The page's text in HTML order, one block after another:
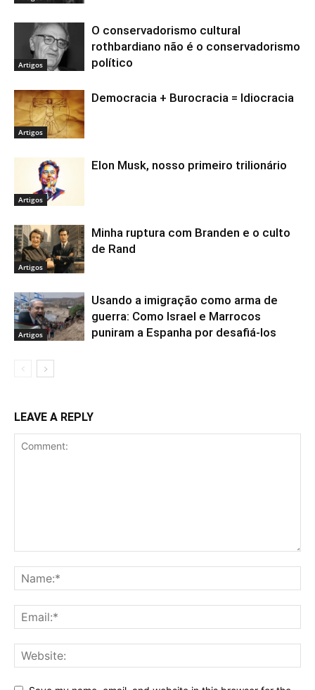
Artigos
O conservadorismo cultural
rothbardiano não é o conservadorismo
político
Artigos
Democracia + Burocracia = Idiocracia
Artigos
Elon Musk, nosso primeiro trilionário
Artigos
Minha ruptura com Branden e o culto
de Rand
Artigos
Usando a imigração como arma de
guerra: Como Israel e Marrocos
puniram a Espanha por desafiá-los
LEAVE A REPLY